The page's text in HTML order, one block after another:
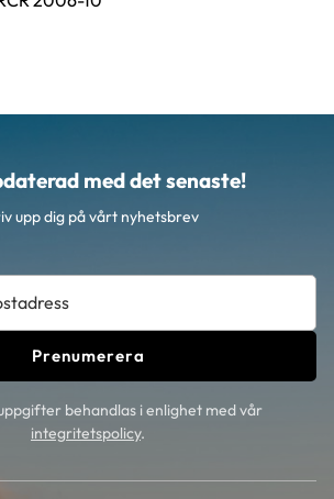
med det senaste!
upp dig på vårt nyhetsbrev
Prenumerera
behandlas i enlighet med vår
integritetspolicy.